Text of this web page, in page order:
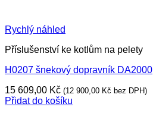
Rychlý náhled
Příslušenství ke kotlům na pelety
H0207 šnekový dopravník DA2000
15 609,00 Kč (12 900,00 Kč bez DPH)
Přidat do košíku